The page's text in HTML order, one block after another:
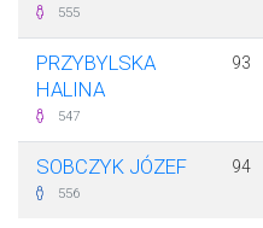
555
PRZYBYLSKA
HALINA
547
93
SOBCZYK JÓZEF
556
94